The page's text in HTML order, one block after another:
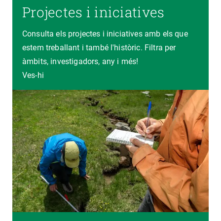
Projectes i iniciatives
Consulta els projectes i iniciatives amb els que
estem treballant i també l'històric. Filtra per
àmbits, investigadors, any i més!
Ves-hi